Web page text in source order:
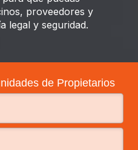
proveedores y
legal y seguridad.
de Propietarios